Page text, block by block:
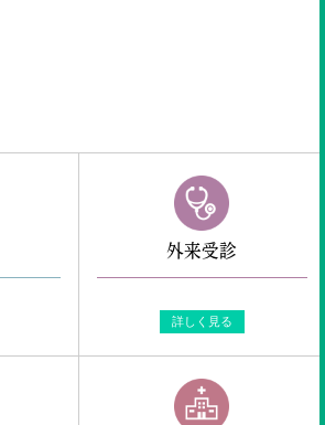
外来受診
詳しく見る